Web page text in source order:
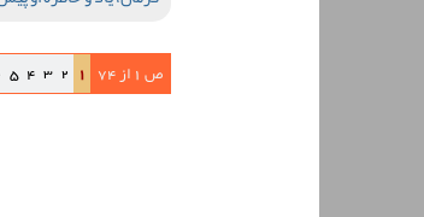
ص 1 از 74 1
2
3
4
5